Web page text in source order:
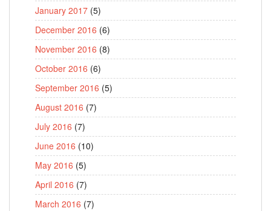
January 2017 (5)
December 2016 (6)
November 2016 (8)
October 2016 (6)
September 2016 (5)
August 2016 (7)
July 2016 (7)
June 2016 (10)
May 2016 (5)
April 2016 (7)
March 2016 (7)